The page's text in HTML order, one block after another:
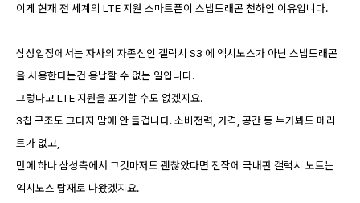
이게 현재 전 세계의 LTE 지원 스마트폰이 스냅드래곤 천하인 이유입니다.
삼성입장에서는 자사의 자존심인 갤럭시 S3 에 엑시노스가 아닌 스냅드래곤
을 사용한다는건 용납할 수 없는 일입니다.
그렇다고 LTE 지원을 포기할 수도 없겠지요.
3칩 구조도 그다지 맘에 안 들겁니다. 소비전력, 가격, 공간 등 누가봐도 메리
트가 없고,
만에 하나 삼성측에서 그것마저도 괜찮았다면 진작에 국내판 갤럭시 노트는
엑시노스 탑재로 나왔겠지요.